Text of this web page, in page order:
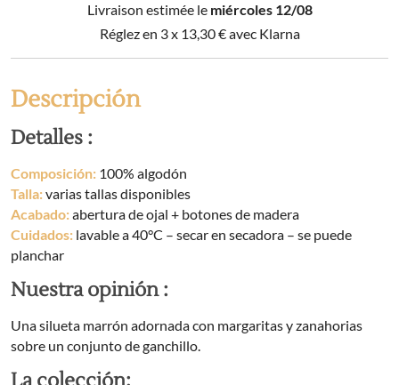
almohada)
algodón
estampado
POMPON
de
matrimonio)
cantidad
Livraison estimée le miércoles 12/08
Réglez en 3 x 13,30€avec Klarna
Descripción
Detalles :
Composición: 100% algodón
Talla:varias tallas disponibles
Acabado:abertura de ojal + botones de madera
Cuidados: lavable a 40°C – secar en secadora – se puede
planchar
Nuestra opinión :
Una silueta marrón adornada con margaritas y zanahorias
sobre un conjunto de ganchillo.